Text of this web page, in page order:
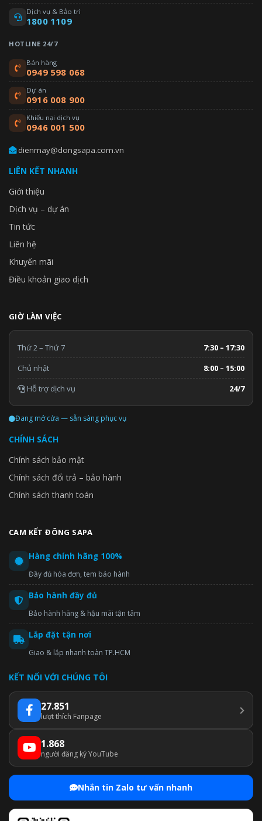
Dịch vụ & Bảo trì
1800 1109
HOTLINE 24/7
Bán hàng
0949 598 068
Dự án
0916 008 900
Khiếu nại dịch vụ
0946 001 500
dienmay@dongsapa.com.vn
LIÊN KẾT NHANH
Giới thiệu
Dịch vụ – dự án
Tin tức
Liên hệ
Khuyến mãi
Điều khoản giao dịch
GIỜ LÀM VIỆC
Thứ 2 – Thứ 7
7:30 – 17:30
Chủ nhật
8:00 – 15:00
Hỗ trợ dịch vụ
24/7
Đang mở cửa — sẵn sàng phục vụ
CHÍNH SÁCH
Chính sách bảo mật
Chính sách đổi trả – bảo hành
Chính sách thanh toán
CAM KẾT ĐÔNG SAPA
Hàng chính hãng 100%
Đầy đủ hóa đơn, tem bảo hành
Bảo hành đầy đủ
Bảo hành hãng & hậu mãi tận tâm
Lắp đặt tận nơi
Giao & lắp nhanh toàn TP.HCM
KẾT NỐI VỚI CHÚNG TÔI
27.851
lượt thích Fanpage
1.868
người đăng ký YouTube
Nhắn tin Zalo tư vấn nhanh